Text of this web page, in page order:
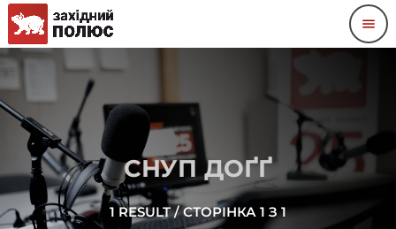
menu
СНУП ДОҐҐ
1 RESULT / СТОРІНКА 1 З 1